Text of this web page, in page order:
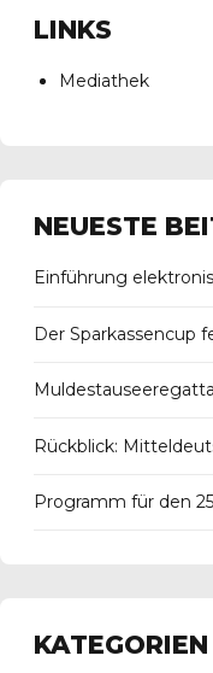
LINKS
Mediathek
NEUESTE
Einführung
Der Sparkassencup
Rückblick:
Programm für den
KATEGORIEN